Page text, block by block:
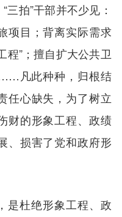
拍”干部并不少见：
项目；背离实际需求
程”；擅自扩大公共卫
凡此种种，归根结
任心缺失，为了树立
财的形象工程、政绩
、损害了党和政府形
是杜绝形象工程、政